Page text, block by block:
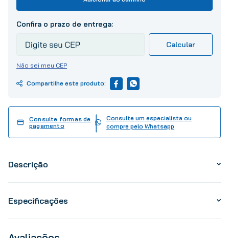
Não sei meu CEP
Consulte formas de
pagamento
Consulte um especialista ou
compre pelo Whatsapp
Descrição
Especificações